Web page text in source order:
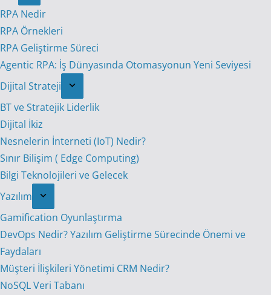
RPA Nedir
RPA Örnekleri
RPA Geliştirme Süreci
Agentic RPA: İş Dünyasında Otomasyonun Yeni Seviyesi
Dijital Strateji
BT ve Stratejik Liderlik
Dijital İkiz
Nesnelerin İnterneti (IoT) Nedir?
Sınır Bilişim ( Edge Computing)
Bilgi Teknolojileri ve Gelecek
Yazılım
Gamification Oyunlaştırma
DevOps Nedir? Yazılım Geliştirme Sürecinde Önemi ve
Faydaları
Müşteri İlişkileri Yönetimi CRM Nedir?
NoSQL Veri Tabanı